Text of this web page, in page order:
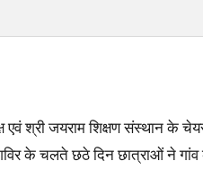
श्री जयराम शिक्षण संस्थान के
के चलते छठे दिन छात्राओं ने गांव